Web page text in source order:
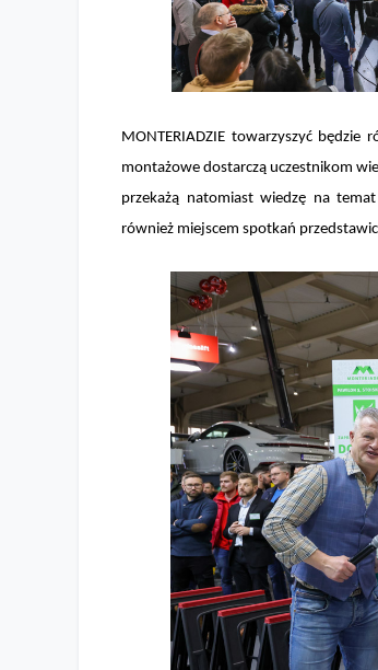
MONTERIADZIE towarzyszyć
montażowe dostarczą uczestnikom
przekażą natomiast wiedzę na
również miejscem spotkań